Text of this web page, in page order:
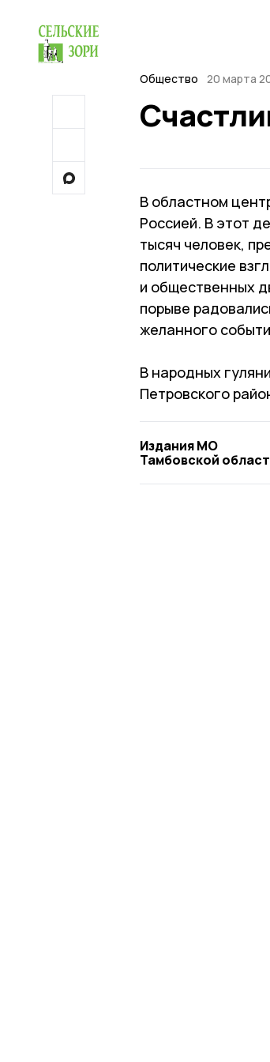
Общество 20 марта
В областном
Россией. В этот
тысяч человек,
политические
и общественных
порыве
желанного
В народных
Петровского
Издания МО
Тамбовской